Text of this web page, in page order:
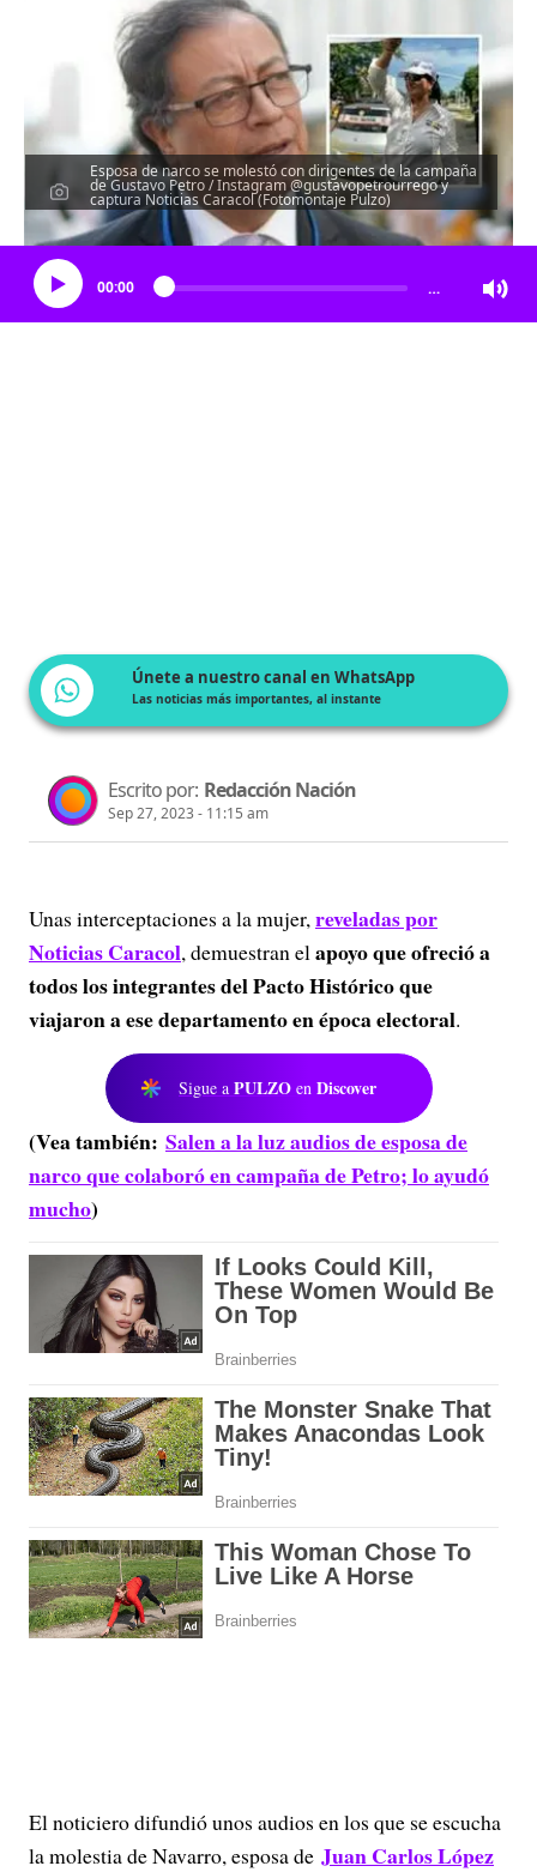
Esposa de narco se molestó con dirigentes de la campaña
de Gustavo Petro / Instagram @gustavopetrourrego y
captura Noticias Caracol (Fotomontaje Pulzo)
Escucha el artículo
00:00 …
Únete a nuestro canal en WhatsApp
Las noticias más importantes, al instante
Escrito por: Redacción Nación
Sep 27, 2023 - 11:15 am
Unas interceptaciones a la mujer,reveladas por
Noticias Caracol, demuestran elapoyo que ofreció a
todos los integrantes del Pacto Histórico que
viajaron a ese departamento en época electoral.
Sigue a PULZO en Discover
(Vea también: Salen a la luz audios de esposa de
narco que colaboró en campaña de Petro; lo ayudó
mucho)
El noticiero difundió unos audios en los que se escucha
la molestia de Navarro, esposa de Juan Carlos López